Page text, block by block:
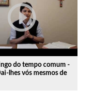
play_circle_outline
do tempo comum -
lhes vós mesmos de